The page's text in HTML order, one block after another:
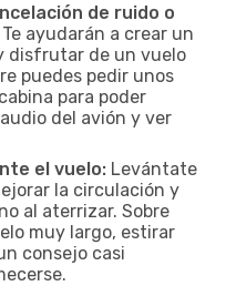
de ruido o
Te ayudarán a crear un
disfrutar de un vuelo
puedes pedir unos
para poder
del avión y ver
el vuelo: Levántate
la circulación y
al aterrizar. Sobre
muy largo, estirar
consejo casi